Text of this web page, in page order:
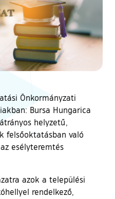
Önkormányzati
Bursa Hungarica
helyzetű,
felsőoktatásban való
esélyteremtés
azok a települési
rendelkező,